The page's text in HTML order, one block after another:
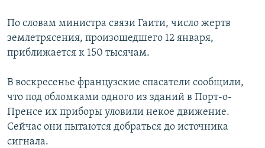
СОЦИАЛЬНЫЕ СЕТИ
Все сайты РСЕ/РС
По словам министра связи Гаити, число жертв
землетрясения, произошедшего 12 января,
приближается к 150 тысячам.
В воскресенье французские спасатели сообщили,
что под обломками одного из зданий в Порт-о-
Пренсе их приборы уловили некое движение.
Сейчас они пытаются добраться до источника
сигнала.